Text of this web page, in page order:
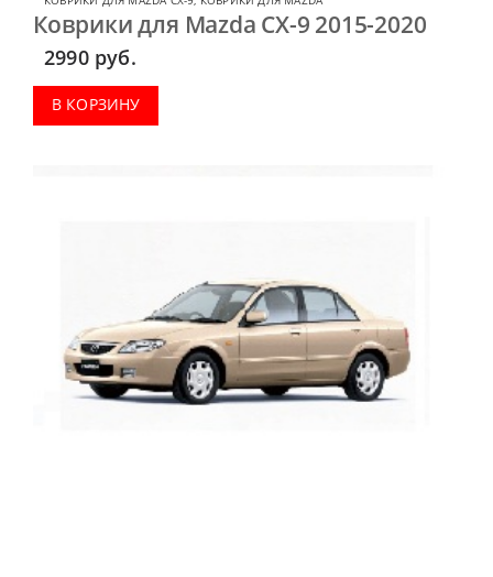
Коврики для Mazda CX-9 2015-2020
2990 руб.
В КОРЗИНУ